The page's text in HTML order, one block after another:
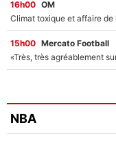
16h00 OM
15h00 Mercato Football
NBA